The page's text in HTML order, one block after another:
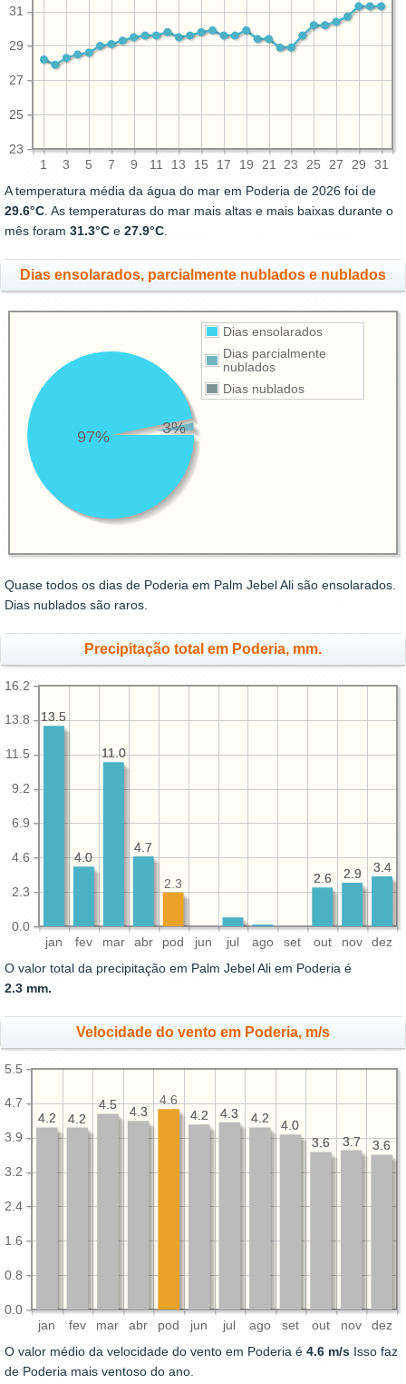
1 3 5 7 9 11 13 15 17 19 21 23 25 27 29 31
23
25
27
29
31
A temperatura média da água do mar em Poderia de 2026 foi de
29.6°C . As temperaturas do mar mais altas e mais baixas durante o
mês foram 31.3°C e 27.9°C
Dias ensolarados, parcialmente nublados e nublados
Dias ensolarados
Dias parcialmente
nublados
Dias nublados
97% 3%
Quase todos os dias de Poderia em Palm Jebel Ali são ensolarados.
Dias nublados são raros.
Precipitação total em Poderia, mm.
jan fev mar abr pod jun jul ago set out nov dez
0.0
2.3
4.6
6.9
9.2
11.5
13.8
16.2
3.4
2.9
2.6
4.7
11.0
4.0
13.5
3.4
2.9
2.6
2.3
4.7
11.0
4.0
13.5
O valor total da precipitação em Palm Jebel Ali em Poderia é
2.3 mm.
Velocidade do vento em Poderia, m/s
jan fev mar abr pod jun jul ago set out nov dez
0.0
0.8
1.6
2.4
3.2
3.9
4.7
5.5
3.6
3.7
3.6
4.0
4.2
4.3
4.2
4.3
4.5
4.2
4.2
3.6
3.7
3.6
4.0
4.2
4.3
4.2
4.6
4.3
4.5
4.2
4.2
O valor médio da velocidade do vento em Poderia é 4.6 m/s Isso faz
de Poderia mais ventoso do ano.